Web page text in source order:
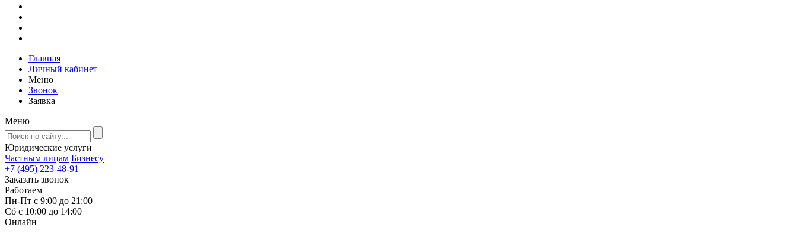
Главная
Личный кабинет
Меню
Звонок
Заявка
Меню
Юридические услуги
Частным лицам Бизнесу
+7 (495) 223-48-91
Заказать звонок
Работаем
Пн-Пт с 9:00 до 21:00
Сб с 10:00 до 14:00
Онлайн